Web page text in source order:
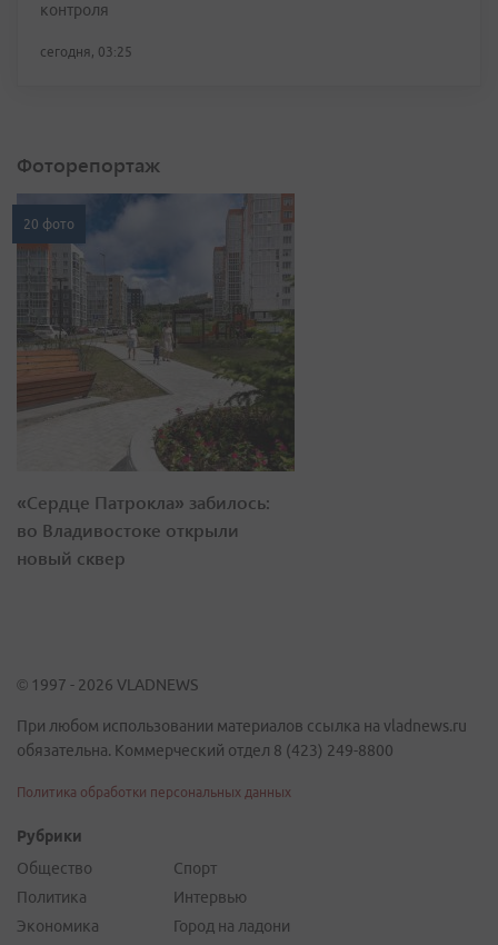
контроля
сегодня, 03:25
Фоторепортаж
20 фото
«Сердце Патрокла» забилось:
во Владивостоке открыли
новый сквер
© 1997 - 2026 VLADNEWS
При любом использовании материалов ссылка на vladnews.ru
обязательна. Коммерческий отдел 8 (423) 249-8800
Политика обработки персональных данных
Рубрики
Общество
Политика
Экономика
Спорт
Интервью
Город на ладони